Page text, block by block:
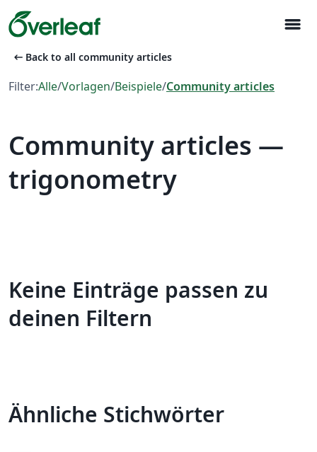
menu
arrow_left_alt Back to all community articles
Filter:Alle/Vorlagen/Beispiele/Community articles
Community articles —
trigonometry
Keine Einträge passen zu
deinen Filtern
Ähnliche Stichwörter